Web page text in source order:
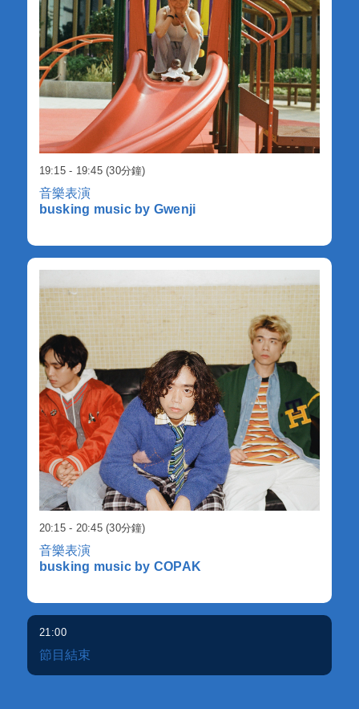
19:15 - 19:45 (30分鐘)
音樂表演
busking music by Gwenji
20:15 - 20:45 (30分鐘)
音樂表演
busking music by COPAK
21:00
節目結束